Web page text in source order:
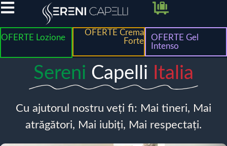
OFERTE Lozione
OFERTE Crema
Forte
OFERTE Gel
Intenso
Sereni Capelli Italia
Cu ajutorul nostru veți fi: Mai tineri, Mai
atrăgători, Mai iubiți, Mai respectați.